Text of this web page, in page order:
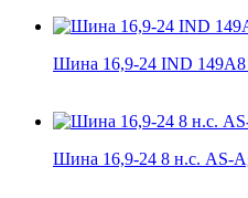
Шина 16,9-24 IND 149A8
Шина 16,9-24 8 н.с. AS-